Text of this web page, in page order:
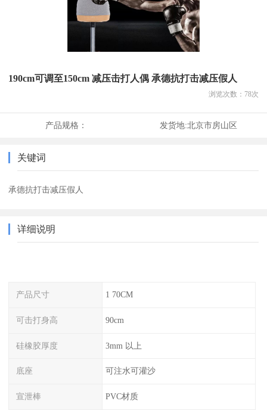
190cm可调至150cm 减压击打人偶 承德抗打击减压假人
浏览次数： 78次
产品规格： 发货地:北京市房山区
关键词
承德抗打击减压假人
详细说明
产品尺寸 1 70CM
可击打身高 90cm
硅橡胶厚度 3mm 以上
底座 可注水可灌沙
宣泄棒 PVC材质